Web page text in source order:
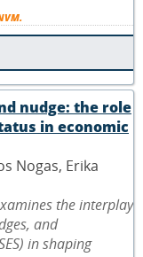
nudge: the role
in economic
Nogas, Erika
the interplay
and
in shaping